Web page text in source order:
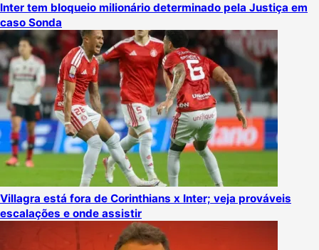
Inter tem bloqueio milionário determinado pela Justiça em
caso Sonda
Villagra está fora de Corinthians x Inter; veja prováveis
escalações e onde assistir